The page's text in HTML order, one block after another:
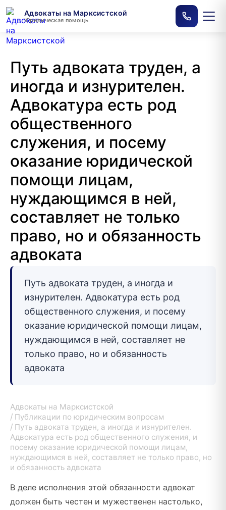
Адвокаты на Марксистской
Юридическая помощь
Путь адвоката труден, а
иногда и изнурителен.
Адвокатура есть род
общественного
служения, и посему
оказание юридической
помощи лицам,
нуждающимся в ней,
составляет не только
право, но и обязанность
адвоката
Путь адвоката труден, а иногда и
изнурителен. Адвокатура есть род
общественного служения, и посему
оказание юридической помощи лицам,
нуждающимся в ней, составляет не
только право, но и обязанность
адвоката
Адвокаты на Марксистской
Публикации по юридическим вопросам
Путь адвоката труден, а иногда и изнурителен.
Адвокатура есть род общественного служения, и
посему оказание юридической помощи лицам,
нуждающимся в ней, составляет не только право, но
и обязанность адвоката
В деле исполнения этой обязанности адвокат
должен быть честен и мужественен настолько,